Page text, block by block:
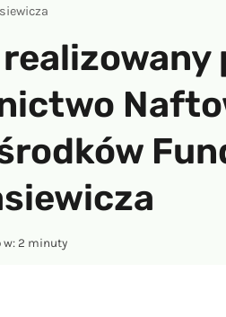
w:2 minuty